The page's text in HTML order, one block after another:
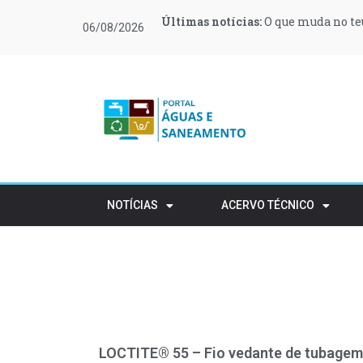
06/08/2026 Últimas notícias:O que muda no
Últimas notícias:Moeve e
Últimas notícias:Novas regras
Últimas notícias:Retalho e
Últimas notícias:Procura de
Últimas notícias:Várias zonas de
NOTÍCIAS ACERVO TÉCNICO
LOCTITE® 55 – Fio vedante de tubagem